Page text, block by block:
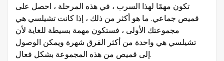
تكون مهمًا لهذا السرب ، في هذه المرحلة ، احصل على
قميص جماعي. ما هو أكثر من ذلك ، إذا كانت تشيلسي هي
مجموعتك الأولى ، فستكون مهمة بسيطة للغاية لأن
تشيلسي هي واحدة من أكثر الفرق شهرة ويمكن الوصول
إلى قميص من هذه المجموعة بشكل فعال.